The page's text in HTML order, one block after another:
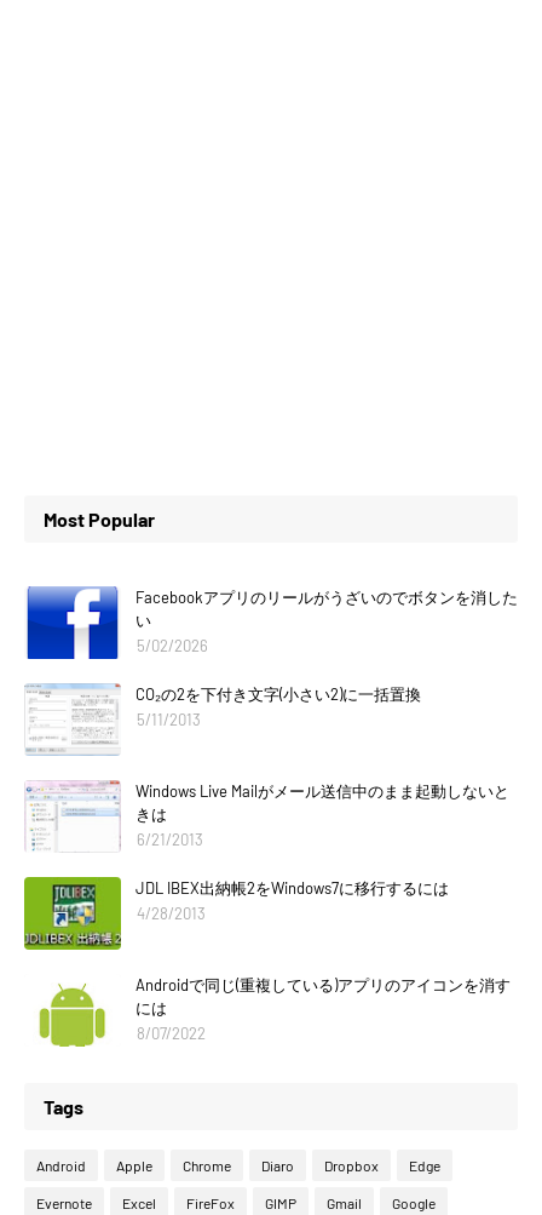
Most Popular
Facebookアプリのリールがうざいのでボタンを消した
い
5/02/2026
CO₂の2を下付き文字(小さい2)に一括置換
5/11/2013
Windows Live Mailがメール送信中のまま起動しないと
きは
6/21/2013
JDL IBEX出納帳2をWindows7に移行するには
4/28/2013
Androidで同じ(重複している)アプリのアイコンを消す
には
8/07/2022
Tags
Android Apple Chrome Diaro Dropbox Edge
Evernote Excel FireFox GIMP Gmail Google